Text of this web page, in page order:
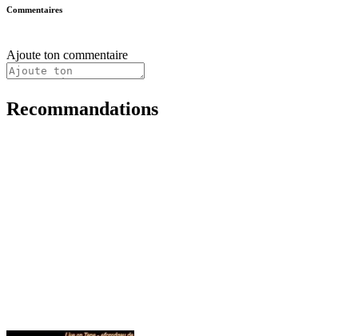
Commentaires
Ajoute ton commentaire
Recommandations